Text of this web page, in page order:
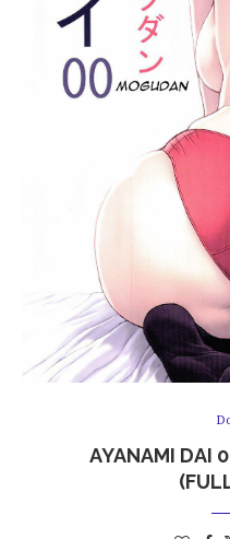
AYANAMI DAI